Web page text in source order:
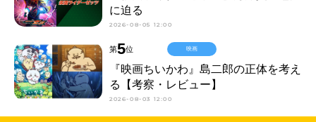
に迫る
2026-08-05 12:00
第5位
『映画ちいかわ』島二郎の正体を考え
る【考察・レビュー】
2026-08-03 12:00
映画